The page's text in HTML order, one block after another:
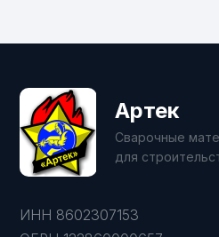
Артек
Сварочные
для
ИНН 8602307153